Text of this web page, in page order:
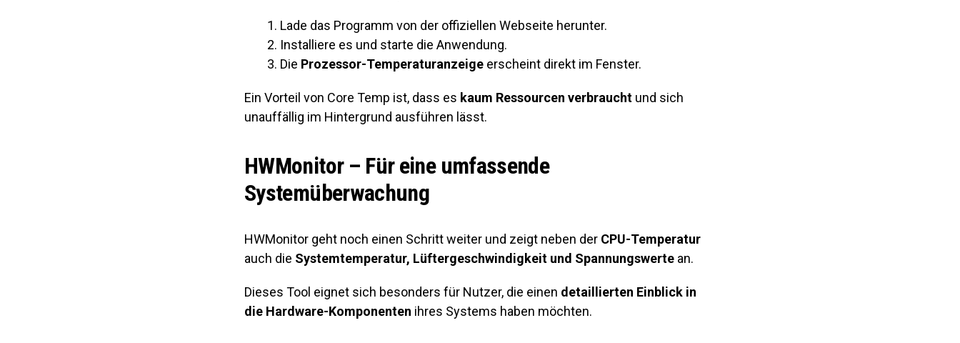
Lade das Programm von der offiziellen Webseite herunter.
Installiere es und starte die Anwendung.
Die Prozessor-Temperaturanzeige erscheint direkt im Fenster.
Ein Vorteil von Core Temp ist, dass es kaum Ressourcen verbraucht und sich
unauffällig im Hintergrund ausführen lässt.
HWMonitor – Für eine umfassende
Systemüberwachung
HWMonitor geht noch einen Schritt weiter und zeigt neben der CPU-Temperatur
auch die Systemtemperatur, Lüftergeschwindigkeit und Spannungswerte an.
Dieses Tool eignet sich besonders für Nutzer, die einen detaillierten Einblick in
die Hardware-Komponenten ihres Systems haben möchten.